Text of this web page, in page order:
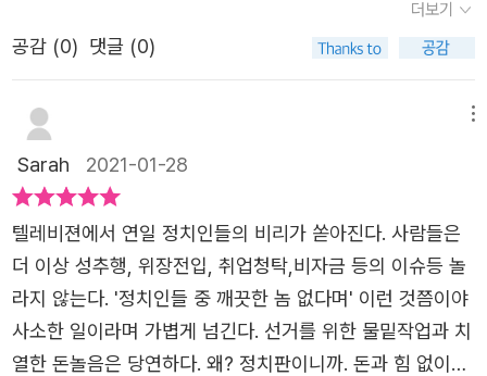
남았습니다. 줄거리, 캐릭터, 사건만 보면 ‘재미있는 스릴
러’를 위한 재료들은 다 모여 있는 셈인데 대실 해밋이라는
들은 도저히 용납할 수 없었던 것 같습니다. 사실, 제 취향
가운데 하나가 ‘지극히 대중적인 미스터리나 스릴러에 하드
보일드란 겉멋을 살짝 입힌 스타일’인데, 정통 마니아 입장
에선 “그건 사이비!”라고 비난할지도 모르겠지만 전 딱 그
정도 수준의 하드보일드에 만족하려고 합니다. 하드보일드
에 적응 못한 불평만 잔뜩 늘어놓은 서평이 되고 말았는데,
구체적인 내용을 예로 들 수 있다면 좋겠지만, 하드보일드라
는 게 문장 하나, 문단 한 대목을 콕 찝어서 설명할 수 있는
것이 아니다보니 이런 인상비평밖에 할 수가 없었습니다. 다
불구하고 상당한 몰입감을 주는 것은 마치 담백한 국물이 있
는 한식처럼 질리지 않는다는데 있었다. 흔히 막장이라 불리
우는 드라마나 소설들은 잠깐 맛을 보기에는 자극적이고 화
려하여 재밌을 수 있으나 끊임없는 반전이나 과한 설정에는
자극적이지는 않지만 질리지 않고 그 바닥까지 읽어낼 수 있
는 담백한 추리소설이었다. 최근 그 화려한 소설들에 조금
물렸다면 한번쯤 담백하게 쉬어가는 것은 어떨까.
을 하는 네드와 이를 말리는 매드빅의 사이가 틀어진다. 이
문사에 제보해주면 현금 2만달러와 도박장 운영권을 주겠다
고 제안한다. 섀드에게 덫을 놓기 위해 찾아갔다가 오히려
함정에 빠진 네드. 빚에 쪼들린 '업저버' 기자 매튜스를 협박
해 매드빅에 대한 악의적인 기사를 쓰게 해 그를 테일러 헨
리 살인 사건의 범인으로 뒤집어 씌어 선거에 승리하려는 섀
드 오로리. 이 즈음 네드를 비롯해 오팔, 재닛, 파 검사 등 매
드빅의 주변 인물들에게 세 문장으로 이루어진 편지가 날아
든다. 문장의 차이는 있지만 내용은 동일하게 매드빅을 테일
져있다.폴과 테일러가 다투는 장면을 봤다는 목격자의 등장
으로 살인자는 폴이 아닐까 했다.네드 보몬트는 사건을 수사
하면서 폴과 언쟁을 벌이고 등을 돌린다.폴이 범인이라고 생
각해서 그런가 했지만 역시 탐정소설의 진수는 반전이 아닌
가. 권력을 유지하려는 세력과 인간의 탐욕이 빚어낸 비극
을 그렸다.상원의원의 딸과 결혼해서 권력을 얻으려는 폴,
과연 헨리를 순수하게 사랑하긴 했을까.그리고 헨리를 이용
하여 거물과 결탁하려는 남자의 말로는 비참하다. * 출판
사로부터 도서를 제공받아 작성한 리뷰입니다.
쇠』 이 소설을 이끌어갈 주인공 '네드 보몬트'.그에게는 친형
처럼 지내는, 합법과 불법, 음지와 양지를 오가며 세력을 넓
분노가 뒤섞인 표정으로 네드 보몬트에게 자문을 구하려 합
니다.선거를 앞두고 헨리 상원의원의 재선을 도우며 자신의
정치적 입지를 넓히는 것과 동시에 연모하던 상원의원의 딸
'재닛 헨리'와의 결혼을 꿈꾸고 있었습니다.하지만 네드 보몬
트는 아까부터 핏기 없이 창백한 얼굴로 그에게 나지막이 말
을 합니다.「그가 재선되고 나서도 계속 형과 손잡을 거라 생
각해?」 - page 16「왜 헨리 의원을 도둑인 양 몰아세우는지
모르겠구나. 그는 점잖은 신사인 데다 -」「물론이지. 『포스트』
더보기
공감 (0) 댓글 (0)
Sarah 2021-01-28
텔레비젼에서 연일 정치인들의 비리가 쏟아진다. 사람들은
더 이상 성추행, 위장전입, 취업청탁,비자금 등의 이슈등 놀
라지 않는다. '정치인들 중 깨끗한 놈 없다며' 이런 것쯤이야
사소한 일이라며 가볍게 넘긴다. 선거를 위한 물밑작업과 치
열한 돈놀음은 당연하다. 왜? 정치판이니까. 돈과 힘 없이는